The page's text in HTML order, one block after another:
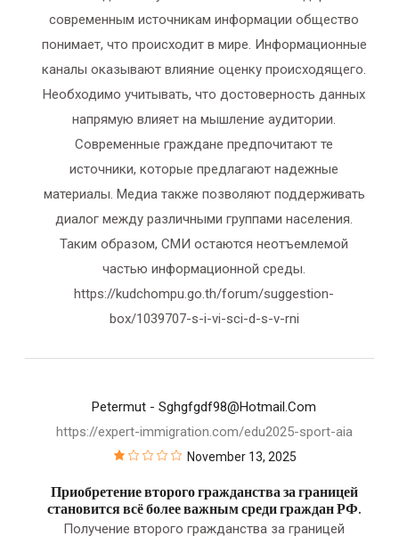
современным источникам информации общество
понимает, что происходит в мире. Информационные
каналы оказывают влияние оценку происходящего.
Необходимо учитывать, что достоверность данных
напрямую влияет на мышление аудитории.
Современные граждане предпочитают те
источники, которые предлагают надежные
материалы. Медиа также позволяют поддерживать
диалог между различными группами населения.
Таким образом, СМИ остаются неотъемлемой
частью информационной среды.
https://kudchompu.go.th/forum/suggestion-
box/1039707-s-i-vi-sci-d-s-v-rni
Petermut - Sghgfgdf98@hotmail.com
https://expert-immigration.com/edu2025-sport-aia
November 13, 2025
Приобретение второго гражданства за границей
становится всё более важным среди граждан РФ.
Получение второго гражданства за границей